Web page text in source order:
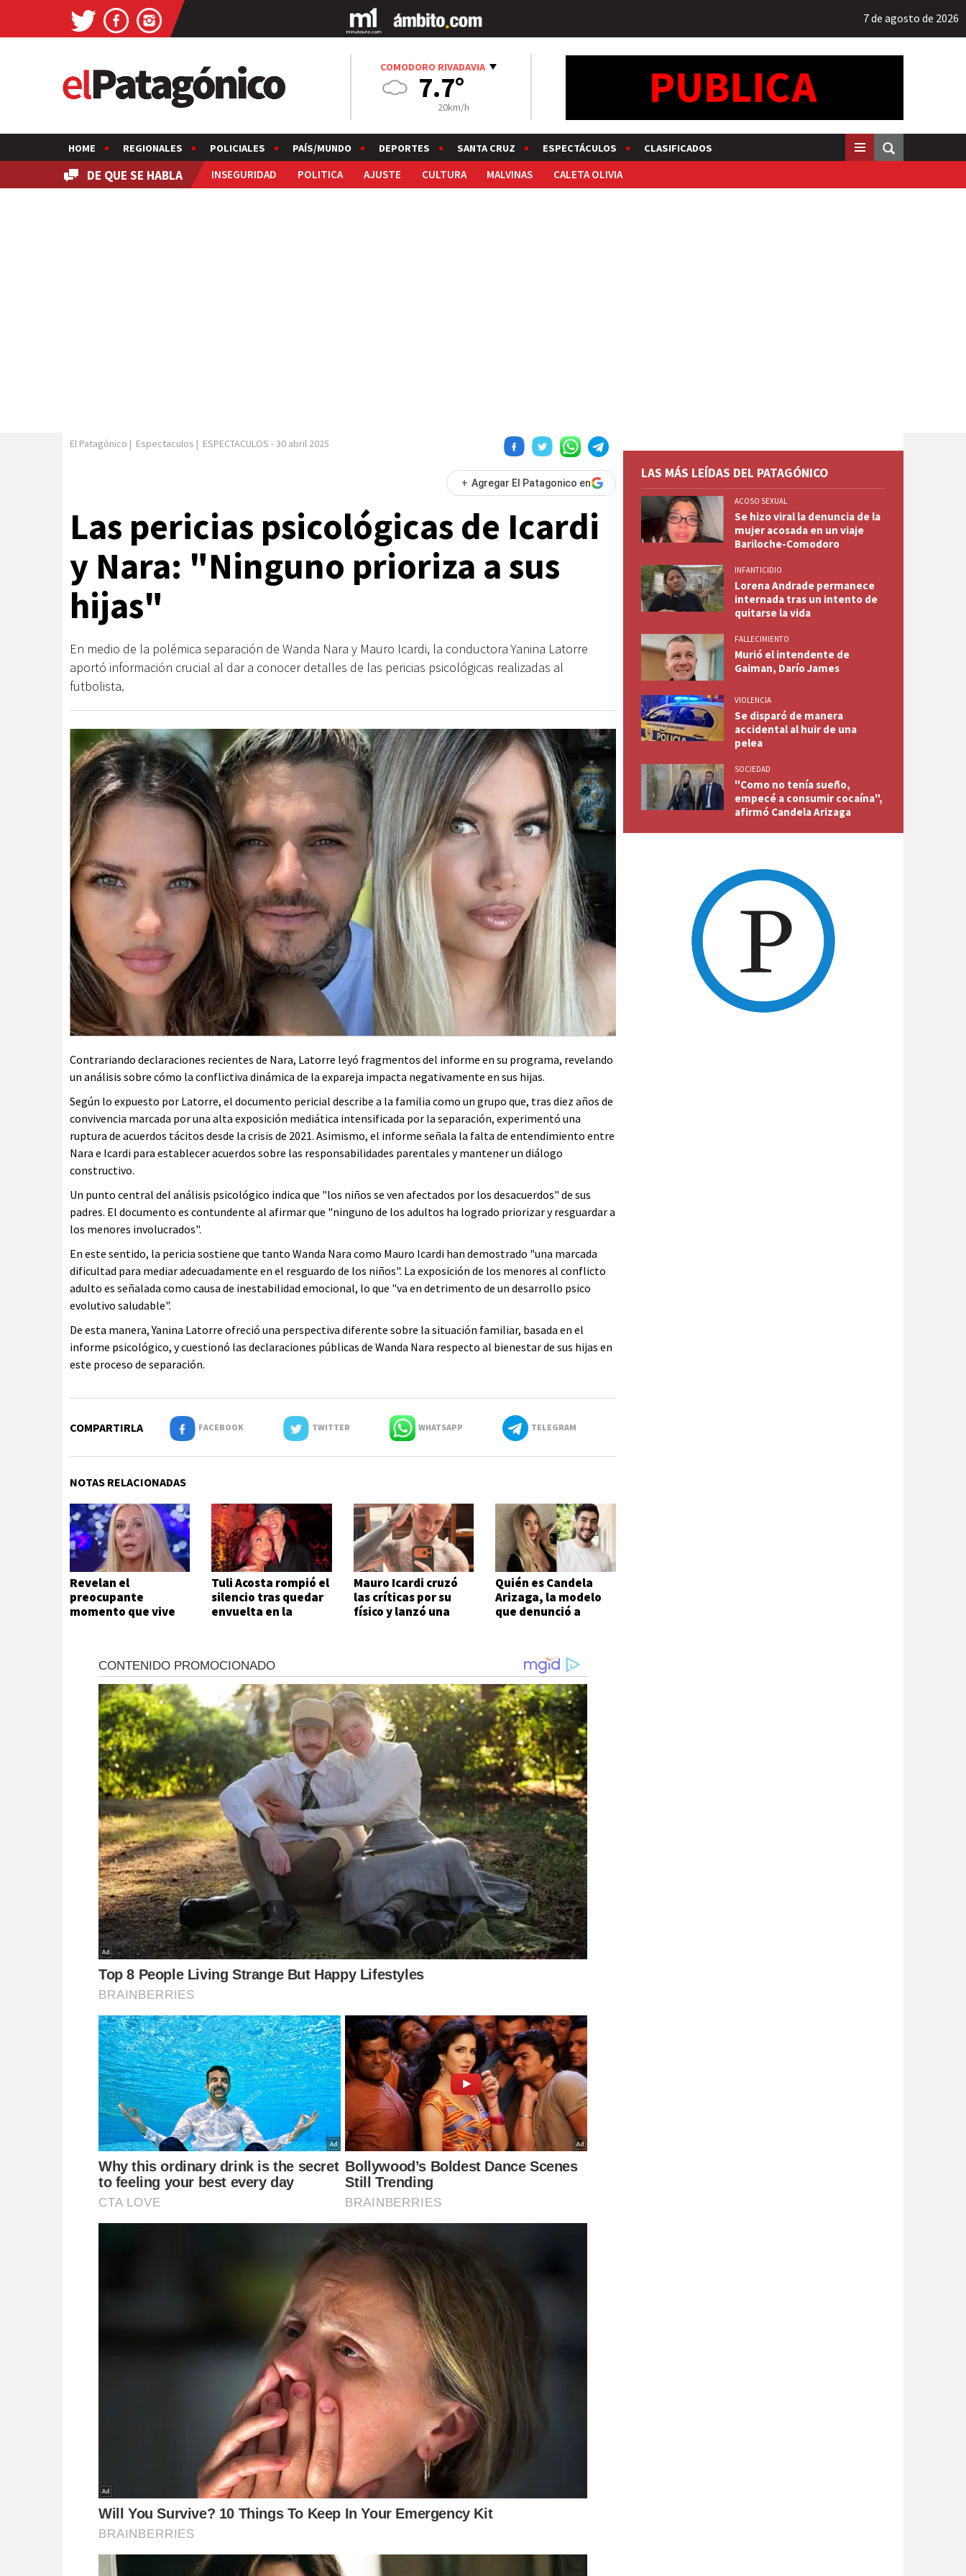
7 de agosto de 2026
COMODORO RIVADAVIA
7.7°
20km/h
HOME REGIONALES POLICIALES PAÍS/MUNDO DEPORTES SANTA CRUZ ESPECTÁCULOS CLASIFICADOS
DE QUE SE HABLA INSEGURIDAD POLITICA AJUSTE CULTURA MALVINAS CALETA OLIVIA
El Patagónico | Espectaculos | ESPECTACULOS -30 abril 2025
+ Agregar El Patagonico en
Las pericias psicológicas de Icardi
y Nara: "Ninguno prioriza a sus
hijas"
En medio de la polémica separación de Wanda Nara y Mauro Icardi, la conductora Yanina Latorre
aportó información crucial al dar a conocer detalles de las pericias psicológicas realizadas al
futbolista.
Contrariando declaraciones recientes de Nara, Latorre leyó fragmentos del informe en su programa, revelando
un análisis sobre cómo la conflictiva dinámica de la expareja impacta negativamente en sus hijas.
Según lo expuesto por Latorre, el documento pericial describe a la familia como un grupo que, tras diez años de
convivencia marcada por una alta exposición mediática intensificada por la separación, experimentó una
ruptura de acuerdos tácitos desde la crisis de 2021. Asimismo, el informe señala la falta de entendimiento entre
Nara e Icardi para establecer acuerdos sobre las responsabilidades parentales y mantener un diálogo
constructivo.
Un punto central del análisis psicológico indica que "los niños se ven afectados por los desacuerdos" de sus
padres. El documento es contundente al afirmar que "ninguno de los adultos ha logrado priorizar y resguardar a
los menores involucrados".
En este sentido, la pericia sostiene que tanto Wanda Nara como Mauro Icardi han demostrado "una marcada
dificultad para mediar adecuadamente en el resguardo de los niños". La exposición de los menores al conflicto
adulto es señalada como causa de inestabilidad emocional, lo que "va en detrimento de un desarrollo psico
evolutivo saludable".
De esta manera, Yanina Latorre ofreció una perspectiva diferente sobre la situación familiar, basada en el
informe psicológico, y cuestionó las declaraciones públicas de Wanda Nara respecto al bienestar de sus hijas en
este proceso de separación.
COMPARTIRLA FACEBOOK TWITTER WHATSAPP TELEGRAM
NOTAS RELACIONADAS
Revelan el
preocupante
momento que vive
Tuli Acosta rompió el
silencio tras quedar
envuelta en la
Mauro Icardi cruzó
las críticas por su
físico y lanzó una
Quién es Candela
Arizaga, la modelo
que denunció a
LAS MÁS LEÍDAS DEL PATAGÓNICO
ACOSO SEXUAL
Se hizo viral la denuncia de la
mujer acosada en un viaje
Bariloche-Comodoro
INFANTICIDIO
Lorena Andrade permanece
internada tras un intento de
quitarse la vida
FALLECIMIENTO
Murió el intendente de
Gaiman, Darío James
VIOLENCIA
Se disparó de manera
accidental al huir de una
pelea
SOCIEDAD
"Como no tenía sueño,
empecé a consumir cocaína",
afirmó Candela Arizaga